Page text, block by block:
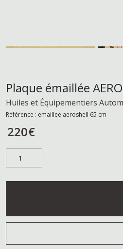
Plaque émaillée
Huiles et Équipementiers
Référence : emaillee aeroshell 65 cm
220€